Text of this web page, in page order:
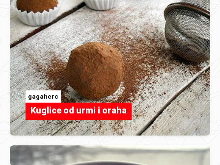
gagaherc
Kuglice od urmi i oraha